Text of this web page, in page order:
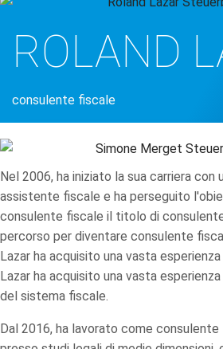
ROLAND
consulente fiscale
Nel 2006, ha iniziato la sua carriera
assistente fiscale e ha perseguito
consulente fiscale il titolo di
percorso per diventare consulente
Lazar ha acquisito una vasta
Lazar ha acquisito una vasta
del sistema fiscale.
Dal 2016, ha lavorato come